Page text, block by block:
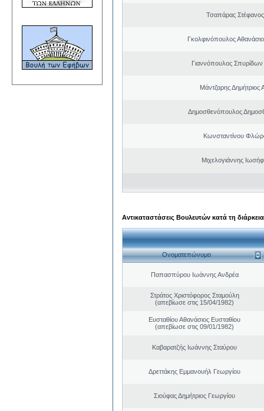
Τσαπάρας
Γκολφινόπουλος
Γιαννόπουλος
Μάντζαρης Δημήτριος
Δημοσθενόπουλος
Κωνσταντίνου
Μιχελογιάννης
Αντικαταστάσεις Βουλευτών κατά τη
Ονοματεπώνυμο
Παπασπύρου Ιωάννης Ανδρέα
Στράτος Χριστόφορος Σταμούλη
(απεβίωσε στις 15/04/1982)
Ευσταθίου Αθανάσιος Ευσταθίου
(απεβίωσε στις 09/01/1982)
Καβαρατζής Ιωάννης Σταύρου
Δρεττάκης Εμμανουήλ Γεωργίου
Σιούφας Δημήτριος Γεωργίου